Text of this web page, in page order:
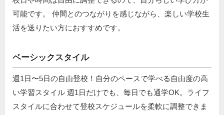
可能です。 仲間とのつながりを感じながら、楽しい学校生
活を送りたい方におすすめです。
ベーシックスタイル
週1日〜5日の自由登校！自分のペースで学べる自由度の高
い学習スタイル 週1日だけでも、毎日でも通学OK。ライフ
スタイルに合わせて登校スケジュールを柔軟に調整できま